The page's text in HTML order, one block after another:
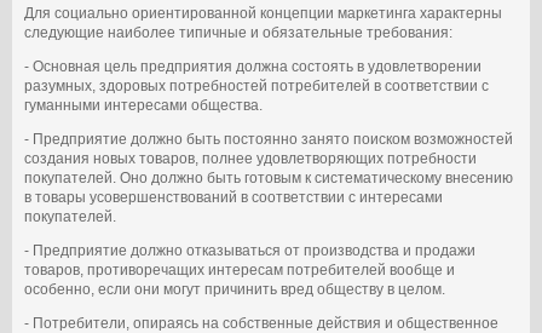
Для социально ориентированной концепции маркетинга характерны
следующие наиболее типичные и обязательные требования:
- Основная цель предприятия должна состоять в удовлетворении
разумных, здоровых потребностей потребителей в соответствии с
гуманными интересами общества.
- Предприятие должно быть постоянно занято поиском возможностей
создания новых товаров, полнее удовлетворяющих потребности
покупателей. Оно должно быть готовым к систематическому внесению
в товары усовершенствований в соответствии с интересами
покупателей.
- Предприятие должно отказываться от производства и продажи
товаров, противоречащих интересам потребителей вообще и
особенно, если они могут причинить вред обществу в целом.
- Потребители, опираясь на собственные действия и общественное